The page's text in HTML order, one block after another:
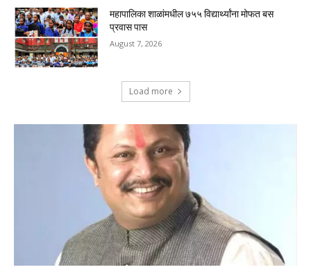
महापालिका शाळांमधील ७५५ विद्यार्थ्यांना मोफत बस
प्रवास पास
August 7, 2026
Load more